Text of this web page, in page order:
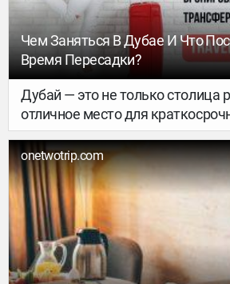
Чем Заняться В Дубае И Что
Время Пересадки?
Дубай — это не только столица
отличное место для
Если ваша пересадка в Дубае
часов до суток и более, у вас
исследовать город и его
достопримечательности. В
расскажем, чем можно
от продолжительности вашей
onetwotrip.com